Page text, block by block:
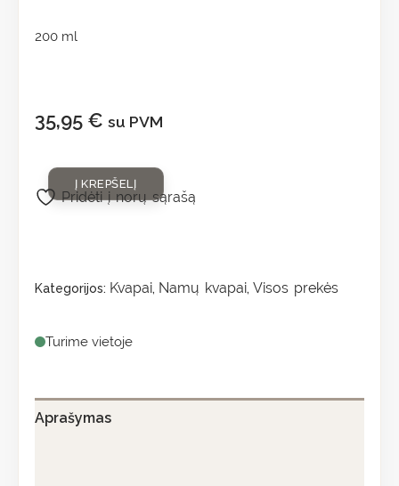
200 ml
35,95 € su PVM
Į KREPŠELĮ
Kategorijos: Kvapai, Namų kvapai, Visos prekės
Turime vietoje
Pridėti į norų sąrašą
Aprašymas